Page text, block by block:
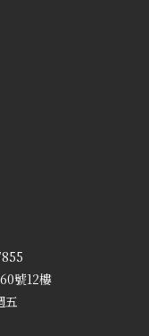
號12樓
五